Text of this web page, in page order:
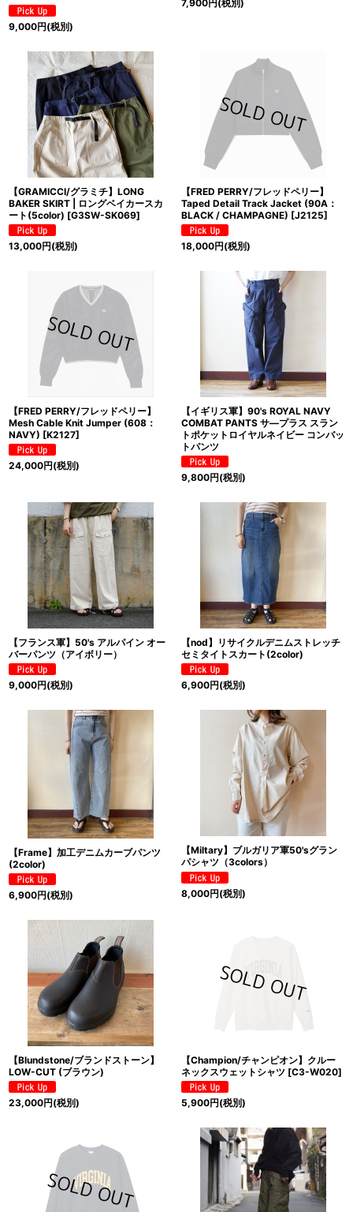
9,000円(税別)
7,900円 (税別)
【GRAMICCI/グラミチ】LONG
BAKER SKIRT | ロングベイカースカ
ート(5color) [G3SW-SK069]
13,000円(税別)
【FRED PERRY/フレッドペリー】
Taped Detail Track Jacket (90A：
BLACK / CHAMPAGNE) [J2125]
18,000円(税別)
【FRED PERRY/フレッドペリー】
Mesh Cable Knit Jumper (608：
NAVY) [K2127]
24,000円(税別)
【イギリス軍】90's ROYAL NAVY
COMBAT PANTS サ―プラス スラン
トポケットロイヤルネイビー コンバッ
トパンツ
9,800円(税別)
【フランス軍】50's アルパイン オー
バーパンツ（アイボリー）
9,000円(税別)
【nod】リサイクルデニムストレッチ
セミタイトスカート(2color)
6,900円(税別)
【Frame】加工デニムカーブパンツ
(2color)
6,900円(税別)
【Miltary】ブルガリア軍50'sグラン
パシャツ（3colors）
8,000円(税別)
【Blundstone/ブランドストーン】
LOW-CUT (ブラウン)
23,000円(税別)
【Champion/チャンピオン】クルー
ネックスウェットシャツ [C3-W020]
5,900円(税別)